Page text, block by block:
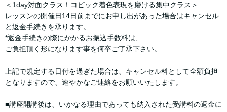
＜1day対面クラス！コピック着色表現を磨ける集中クラス＞
レッスンの開催日14日前までにお申し出があった場合はキャンセル
と返金手続きを承ります。
*返金手続きの際にかかるお振込手数料は、
ご負担頂く形になります事を何卒ご了承下さい。
上記で規定する日付を過ぎた場合は、キャンセル料として全額負担
となりますので、速やかなご連絡をお願いいたします。
■講座開講後は、いかなる理由であっても納入された受講料の返金に